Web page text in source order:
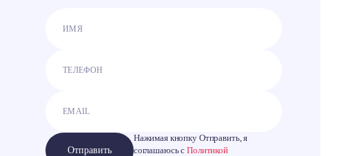
Отправить
Нажимая кнопку Отправить, я
соглашаюсь сПолитикой